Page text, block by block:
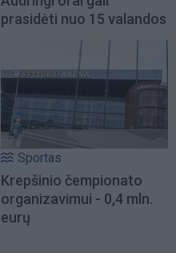
prasidėti nuo 15 valandos
Sportas
Krepšinio čempionato
organizavimui - 0,4 mln.
eurų